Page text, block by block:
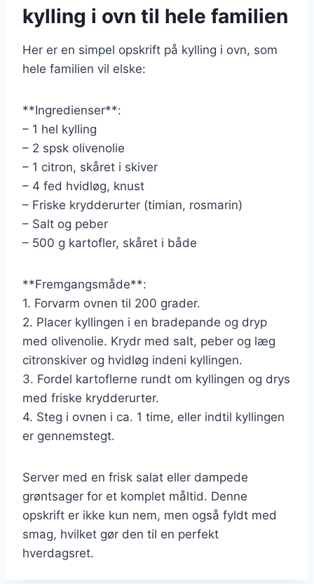
kylling i ovn til hele familien
Her er en simpel opskrift på kylling i ovn, som
hele familien vil elske:
**Ingredienser**:
– 1 hel kylling
– 2 spsk olivenolie
– 1 citron, skåret i skiver
– 4 fed hvidløg, knust
– Friske krydderurter (timian, rosmarin)
– Salt og peber
– 500 g kartofler, skåret i både
**Fremgangsmåde**:
1. Forvarm ovnen til 200 grader.
2. Placer kyllingen i en bradepande og dryp
med olivenolie. Krydr med salt, peber og læg
citronskiver og hvidløg indeni kyllingen.
3. Fordel kartoflerne rundt om kyllingen og drys
med friske krydderurter.
4. Steg i ovnen i ca. 1 time, eller indtil kyllingen
er gennemstegt.
Server med en frisk salat eller dampede
grøntsager for et komplet måltid. Denne
opskrift er ikke kun nem, men også fyldt med
smag, hvilket gør den til en perfekt
hverdagsret.